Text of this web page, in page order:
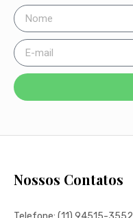
Nossos Contatos